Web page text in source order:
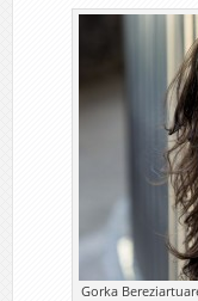
Gorka